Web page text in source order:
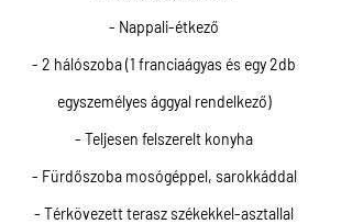
- Nappali-étkező
- 2 hálószoba (1 franciaágyas és egy 2db
egyszemélyes ággyal rendelkező)
- Teljesen felszerelt konyha
- Fürdőszoba mosógéppel, sarokkáddal
- Térkövezett terasz székekkel-asztallal